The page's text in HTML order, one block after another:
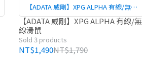
【ADATA 威剛】XPG ALPHA 有線/無線
滑鼠
【ADATA 威剛】XPG ALPHA 有線/無
線滑鼠
Sold 3 products
NT$1,490NT$1,790